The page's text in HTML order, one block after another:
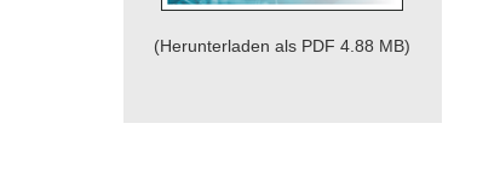
(Herunterladen als PDF 4.88 MB)